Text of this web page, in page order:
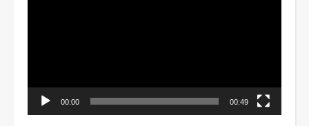
00:00 00:49